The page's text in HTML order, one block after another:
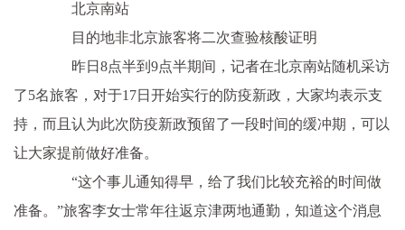
北京南站
目的地非北京旅客将二次查验核酸证明
昨日8点半到9点半期间，记者在北京南站随机采访
了5名旅客，对于17日开始实行的防疫新政，大家均表示支
持，而且认为此次防疫新政预留了一段时间的缓冲期，可以
让大家提前做好准备。
“这个事儿通知得早，给了我们比较充裕的时间做
准备。”旅客李女士常年往返京津两地通勤，知道这个消息